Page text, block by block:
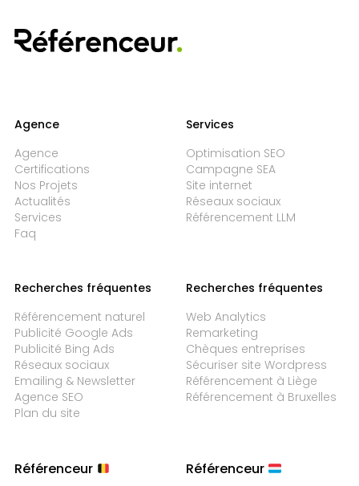
Agence
Agence
Certifications
Nos Projets
Actualités
Services
Faq
Services
Optimisation SEO
Campagne SEA
Site internet
Réseaux sociaux
Référencement LLM
Recherches fréquentes
Référencement naturel
Publicité Google Ads
Publicité Bing Ads
Réseaux sociaux
Emailing & Newsletter
Agence SEO
Plan du site
Recherches fréquentes
Web Analytics
Remarketing
Chèques entreprises
Sécuriser site Wordpress
Référencement à Liège
Référencement à Bruxelles
Référenceur Référenceur